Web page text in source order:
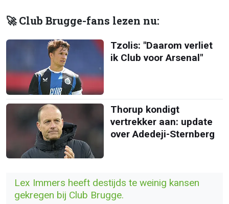
🚀 Club Brugge-fans lezen nu:
Tzolis: "Daarom verliet
ik Club voor Arsenal"
Thorup kondigt
vertrekker aan: update
over Adedeji-Sternberg
Lex Immers heeft destijds te weinig kansen
gekregen bij Club Brugge.